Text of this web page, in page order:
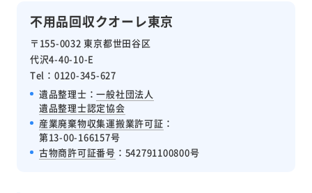
不用品回収クオーレ東京
〒155-0032 東京都世田谷区
代沢4-40-10-E
Tel：0120-345-627
遺品整理士：一般社団法人
遺品整理士認定協会
産業廃棄物収集運搬業許可証 ：
第13-00-166157号
古物商許可証番号 ：542791100800号